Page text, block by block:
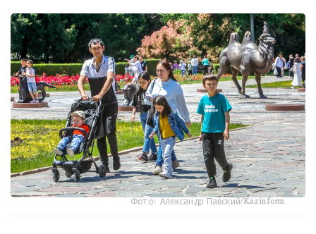
Фото: Александр Павский/Kazinform